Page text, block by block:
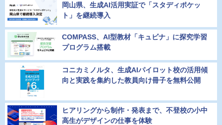
岡山県、生成AI活用実証で「スタディポケッ
ト」を継続導入
COMPASS、AI型教材「キュビナ」に探究学習
プログラム搭載
コニカミノルタ、生成AIパイロット校の活用傾
向と実践を集約した教員向け冊子を無料公開
ヒアリングから制作・発表まで、不登校の小中
高生がデザインの仕事を体験